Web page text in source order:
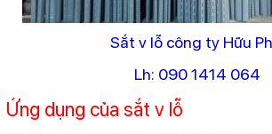
Sắt v lỗ công ty Hữu
Lh: 090 1414 064
Ứng dụng của sắt v lỗ